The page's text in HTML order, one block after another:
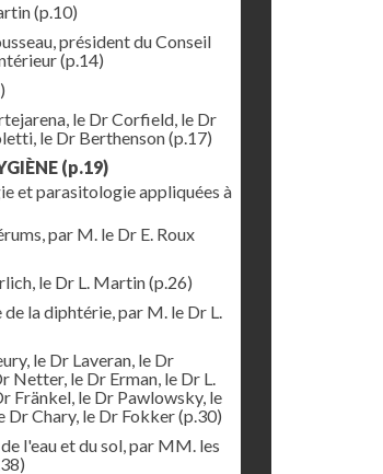
(p.10)
président du Conseil
(p.14)
le Dr Corfield, le Dr
le Dr Berthenson(p.17)
(p.19)
et parasitologie appliquées à
par M. le Dr E. Roux
le Dr L. Martin(p.26)
la diphtérie, par M. le Dr L.
le Dr Laveran, le Dr
Netter, le Dr Erman, le Dr L.
Fränkel, le Dr Pawlowsky, le
Dr Chary, le Dr Fokker(p.30)
l'eau et du sol, par MM. les